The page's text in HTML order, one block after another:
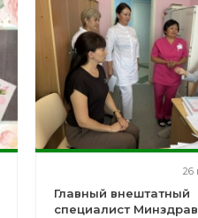
26
Главный внештатный
специалист